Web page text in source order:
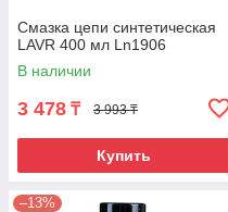
Смазка цепи синтетическая
LAVR 400 мл Ln1906
В наличии
3 478 ₸ 3 993 ₸
Купить
–13%